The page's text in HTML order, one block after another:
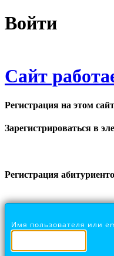
Войти
Сайт
Регистрация на этом
Зарегистрироваться в
Регистрация
Имя пользователя или